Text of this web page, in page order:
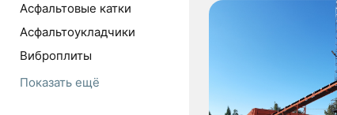
Асфальтовые катки
Асфальтоукладчики
Виброплиты
Показать ещё